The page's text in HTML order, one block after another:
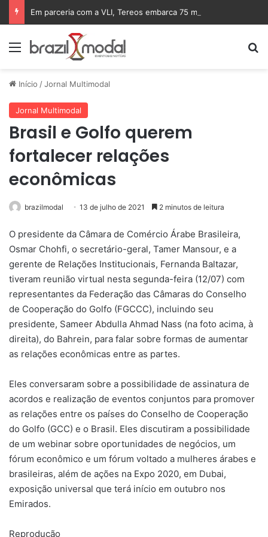
Menu
Início /Jornal Multimodal
Jornal Multimodal
Brasil e Golfo querem
fortalecer relações
econômicas
brazilmodal 13 de julho de 2021 2 minutos de leitura
O presidente da Câmara de Comércio Árabe Brasileira,
Osmar Chohfi, o secretário-geral, Tamer Mansour, e a
gerente de Relações Institucionais, Fernanda Baltazar,
tiveram reunião virtual nesta segunda-feira (12/07) com
representantes da Federação das Câmaras do Conselho
de Cooperação do Golfo (FGCCC), incluindo seu
presidente, Sameer Abdulla Ahmad Nass (na foto acima, à
direita), do Bahrein, para falar sobre formas de aumentar
as relações econômicas entre as partes.
Eles conversaram sobre a possibilidade de assinatura de
acordos e realização de eventos conjuntos para promover
as relações entre os países do Conselho de Cooperação
do Golfo (GCC) e o Brasil. Eles discutiram a possibilidade
de um webinar sobre oportunidades de negócios, um
fórum econômico e um fórum voltado a mulheres árabes e
brasileiras, além de ações na Expo 2020, em Dubai,
exposição universal que terá início em outubro nos
Emirados.
Reprodução